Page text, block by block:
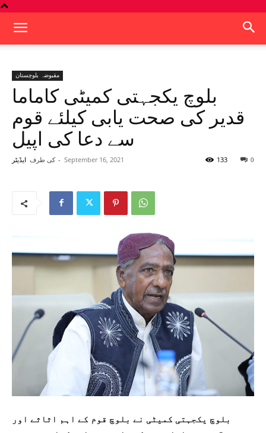
مقبوضہ بلوچستان
بلوچ یکجہتی کمیٹی کاماما
قدیر کی صحت یابی کیلئے قوم
سے دعا کی اپیل
کی طرف ایڈیٹر - September 16, 2021 0
133
بلوچ یکجہتی کمیٹی نے بلوچ قوم کے اہم اثاثے اور